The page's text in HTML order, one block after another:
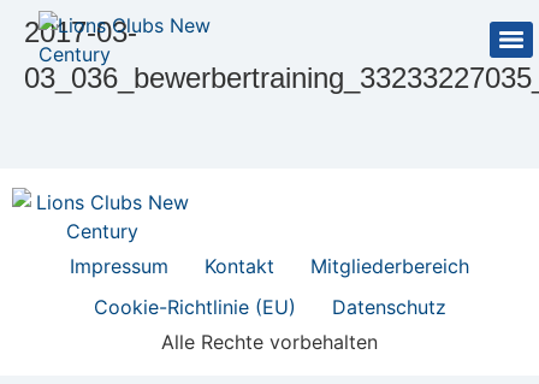
2017-03-
Impressum Kontakt
Mitgliederbereich
Cookie-Richtlinie (EU)
Datenschutz
Alle Rechte vorbehalten